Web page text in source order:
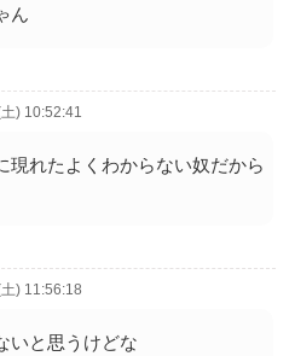
ん
) 10:52:41
現れたよくわからない奴だから
) 11:56:18
いと思うけどな